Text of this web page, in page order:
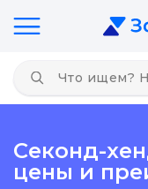
Секонд-
цены и